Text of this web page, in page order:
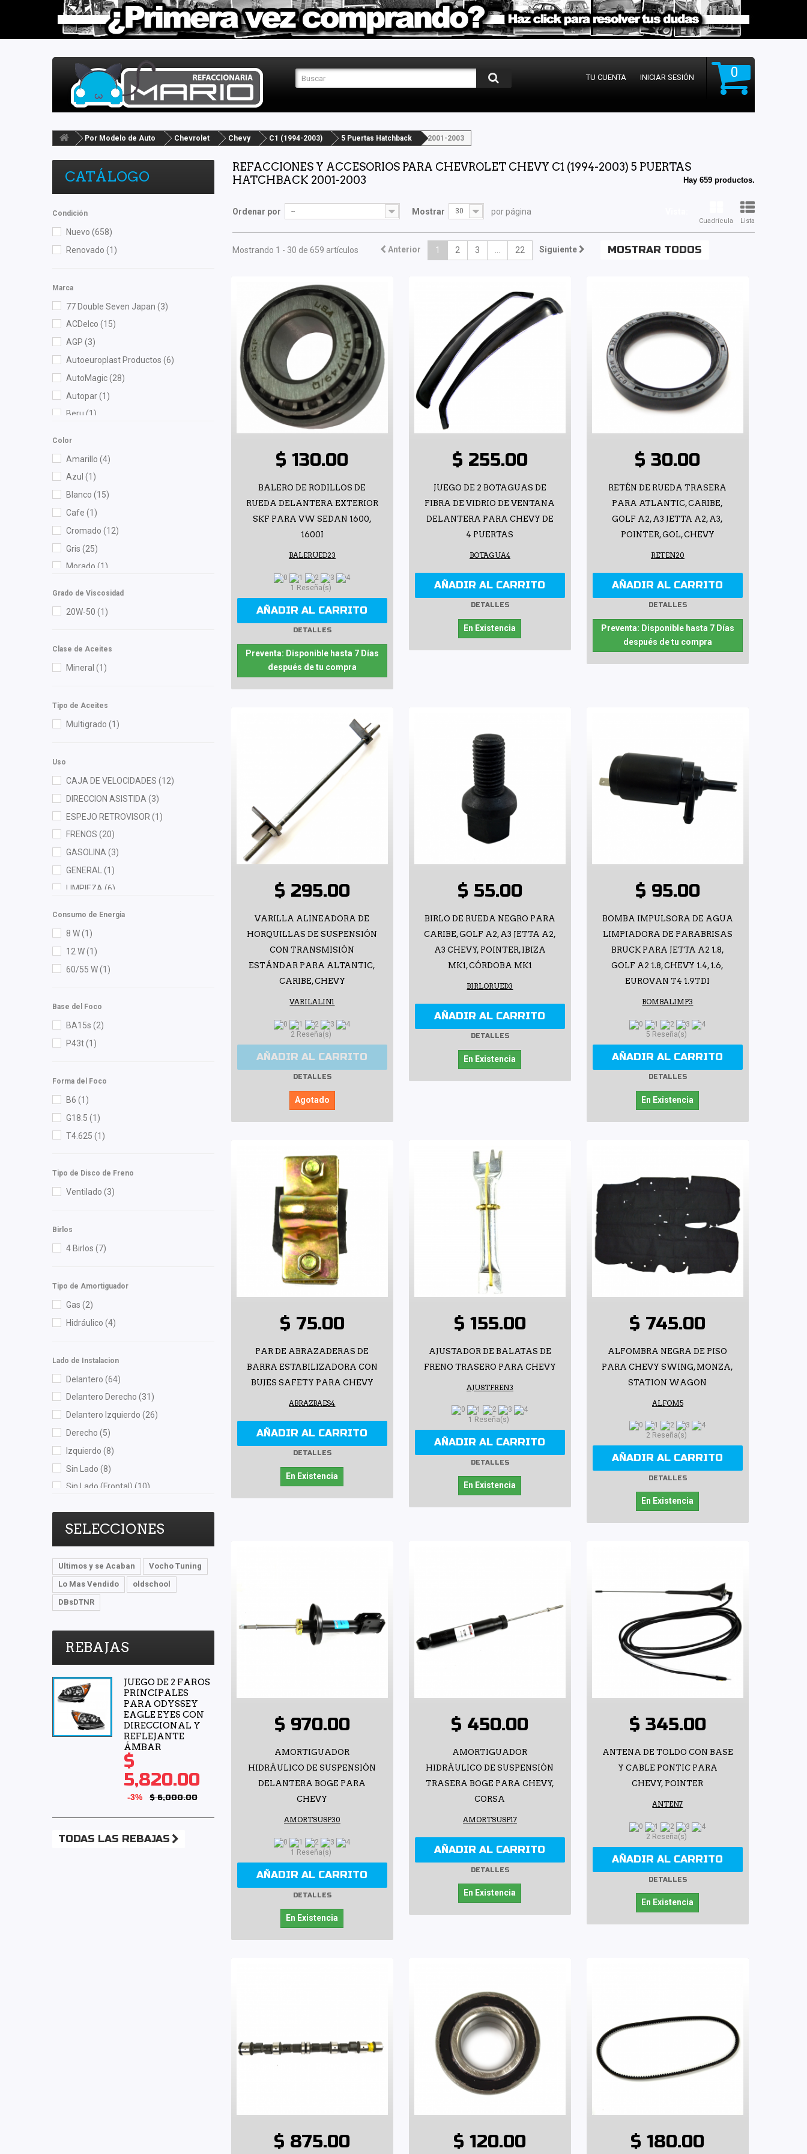
0
TU CUENTA INICIAR SESIÓN
Por Modelo de Auto Chevrolet Chevy C1 (1994-2003) 5 Puertas Hatchback 2001-2003
CATÁLOGO
Condición
Nuevo (658)
Renovado (1)
Marca
77 Double Seven Japan (3)
ACDelco (15)
AGP (3)
Autoeuroplast Productos (6)
AutoMagic(28)
Autopar(1)
Beru (1)
Contitech(3)
Cuna Encantada
Delphi(1)
DEPO(13)
dph
(1)
Herta (3)
High Filter
HO(2)
HUSHAN(2)
ISAKA(9)
K'nadian(1)
KEM (1)
Lusac(1)
M Series
Meistersatz
Miller(1)
(1)
OEP(16)
Polar(4)
Pontic(2)
Purolator(1)
Quezada (3)
Recal(83)
Rivsa(1)
Safety(7)
Scuda(1)
Sehun(1)
Shift It(1)
SKF(1)
Superseal(4)
SYD(7)
TF Victor(5)
TMK(1)
TomCo(8)
Tong Yang (1)
Top Engine(5)
Top View Premium(3)
Totalparts
Tunix(9)
Unicar(4)
Color
Amarillo (4)
Azul (1)
Blanco (15)
Cafe (1)
Cromado (12)
Gris (25)
Morado (1)
Grado de Viscosidad
20W-50 (1)
Clase de Aceites
Mineral (1)
Tipo de Aceites
Multigrado (1)
Uso
CAJA DE VELOCIDADES (12)
DIRECCION ASISTIDA (3)
ESPEJO RETROVISOR (1)
FRENOS (20)
GASOLINA (3)
GENERAL (1)
LIMPIEZA (6)
Consumo de Energia
8 W(1)
12 W(1)
60/55 W(1)
Base del Foco
BA15s (2)
P43t(1)
Forma del Foco
B6 (1)
G18.5 (1)
T4.625 (1)
Tipo de Disco de Freno
Ventilado (3)
Birlos
4 Birlos (7)
Tipo de Amortiguador
Gas (2)
Hidráulico (4)
Lado de Instalacion
Delantero (64)
Delantero Derecho (31)
Delantero Izquierdo (26)
Derecho (5)
Izquierdo (8)
Sin Lado (8)
Sin Lado (Frontal) (10)
Trasero(32)
Trasero Izquierdo(10)
SELECCIONES
Ultimos y se Acaban
Vocho Tuning
Lo Mas Vendido
oldschool
DBsDTNR
REBAJAS
JUEGO DE 2 FAROS
PRINCIPALES
PARA ODYSSEY
EAGLE EYES CON
DIRECCIONAL Y
REFLEJANTE
ÁMBAR
$
5,820.00
-3% $ 6,000.00
TODAS LAS REBAJAS
REFACCIONES Y ACCESORIOS PARA CHEVROLET CHEVY C1 (1994-2003) 5 PUERTAS
HATCHBACK 2001-2003
Hay 659 productos.
Cuadrícula Lista
Ordenar por -- Mostrar 30 por página
MOSTRAR TODOS
Anterior 1 2 3 22 Siguiente
Mostrando 1 - 30 de 659 artículos
$ 130.00
BALERO DE RODILLOS DE
RUEDA DELANTERA EXTERIOR
SKF PARA VW SEDAN 1600,
1600I
BALERUED23
1 Reseña(s)
AÑADIR AL CARRITO
DETALLES
Preventa: Disponible hasta 7 Días
después de tu compra
$ 255.00
JUEGO DE 2 BOTAGUAS DE
FIBRA DE VIDRIO DE VENTANA
DELANTERA PARA CHEVY DE
4 PUERTAS
BOTAGUA4
AÑADIR AL CARRITO
DETALLES
En Existencia
$ 30.00
RETÉN DE RUEDA TRASERA
PARA ATLANTIC, CARIBE,
GOLF A2, A3 JETTA A2, A3,
POINTER, GOL, CHEVY
RETEN20
AÑADIR AL CARRITO
DETALLES
Preventa: Disponible hasta 7 Días
después de tu compra
$ 295.00
VARILLA ALINEADORA DE
HORQUILLAS DE SUSPENSIÓN
CON TRANSMISIÓN
ESTÁNDAR PARA ALTANTIC,
CARIBE, CHEVY
VARILALIN1
2 Reseña(s)
AÑADIR AL CARRITO
DETALLES
Agotado
$ 55.00
BIRLO DE RUEDA NEGRO PARA
CARIBE, GOLF A2, A3 JETTA A2,
A3 CHEVY, POINTER, IBIZA
MK1, CÓRDOBA MK1
BIRLORUED3
AÑADIR AL CARRITO
DETALLES
En Existencia
$ 95.00
BOMBA IMPULSORA DE AGUA
LIMPIADORA DE PARABRISAS
BRUCK PARA JETTA A2 1.8,
GOLF A2 1.8, CHEVY 1.4, 1.6,
EUROVAN T4 1.9TDI
BOMBALIMP3
5 Reseña(s)
AÑADIR AL CARRITO
DETALLES
En Existencia
$ 75.00
PAR DE ABRAZADERAS DE
BARRA ESTABILIZADORA CON
BUJES SAFETY PARA CHEVY
ABRAZBAES4
AÑADIR AL CARRITO
DETALLES
En Existencia
$ 155.00
AJUSTADOR DE BALATAS DE
FRENO TRASERO PARA CHEVY
AJUSTFREN3
1 Reseña(s)
AÑADIR AL CARRITO
DETALLES
En Existencia
$ 745.00
ALFOMBRA NEGRA DE PISO
PARA CHEVY SWING, MONZA,
STATION WAGON
ALFOM5
2 Reseña(s)
AÑADIR AL CARRITO
DETALLES
En Existencia
$ 970.00
AMORTIGUADOR
HIDRÁULICO DE SUSPENSIÓN
DELANTERA BOGE PARA
CHEVY
AMORTSUSP30
1 Reseña(s)
AÑADIR AL CARRITO
DETALLES
En Existencia
$ 450.00
AMORTIGUADOR
HIDRÁULICO DE SUSPENSIÓN
TRASERA BOGE PARA CHEVY,
CORSA
AMORTSUSP17
AÑADIR AL CARRITO
DETALLES
En Existencia
$ 345.00
ANTENA DE TOLDO CON BASE
Y CABLE PONTIC PARA
CHEVY, POINTER
ANTEN7
2 Reseña(s)
AÑADIR AL CARRITO
DETALLES
En Existencia
$ 875.00 $ 120.00 $ 180.00